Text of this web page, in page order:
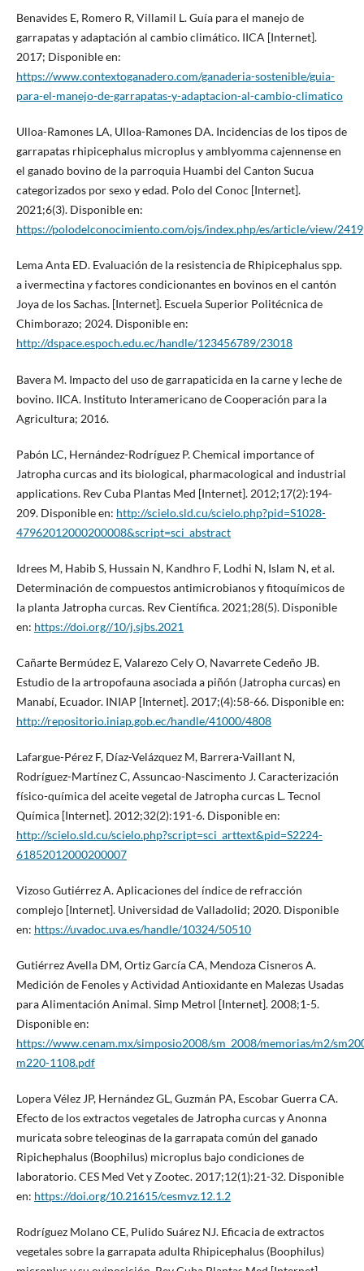
Benavides E, Romero R, Villamil L. Guía para el manejo de
garrapatas y adaptación al cambio climático. IICA [Internet].
2017; Disponible en:
https://www.contextoganadero.com/ganaderia-sostenible/guia-
para-el-manejo-de-garrapatas-y-adaptacion-al-cambio-climatico
Ulloa-Ramones LA, Ulloa-Ramones DA. Incidencias de los tipos de
garrapatas rhipicephalus microplus y amblyomma cajennense en
el ganado bovino de la parroquia Huambi del Canton Sucua
categorizados por sexo y edad. Polo del Conoc [Internet].
2021;6(3). Disponible en:
https://polodelconocimiento.com/ojs/index.php/es/article/view/2419
Lema Anta ED. Evaluación de la resistencia de Rhipicephalus spp.
a ivermectina y factores condicionantes en bovinos en el cantón
Joya de los Sachas. [Internet]. Escuela Superior Politécnica de
Chimborazo; 2024. Disponible en:
http://dspace.espoch.edu.ec/handle/123456789/23018
Bavera M. Impacto del uso de garrapaticida en la carne y leche de
bovino. IICA. Instituto Interamericano de Cooperación para la
Agricultura; 2016.
Pabón LC, Hernández-Rodríguez P. Chemical importance of
Jatropha curcas and its biological, pharmacological and industrial
applications. Rev Cuba Plantas Med [Internet]. 2012;17(2):194-
209. Disponible en: http://scielo.sld.cu/scielo.php?pid=S1028-
47962012000200008&script=sci_abstract
Idrees M, Habib S, Hussain N, Kandhro F, Lodhi N, Islam N, et al.
Determinación de compuestos antimicrobianos y fitoquímicos de
la planta Jatropha curcas. Rev Científica. 2021;28(5). Disponible
en: https://doi.org//10/j.sjbs.2021
Cañarte Bermúdez E, Valarezo Cely O, Navarrete Cedeño JB.
Estudio de la artropofauna asociada a piñón (Jatropha curcas) en
Manabí, Ecuador. INIAP [Internet]. 2017;(4):58-66. Disponible en:
http://repositorio.iniap.gob.ec/handle/41000/4808
Lafargue-Pérez F, Díaz-Velázquez M, Barrera-Vaillant N,
Rodríguez-Martínez C, Assuncao-Nascimento J. Caracterización
físico-química del aceite vegetal de Jatropha curcas L. Tecnol
Química [Internet]. 2012;32(2):191-6. Disponible en:
http://scielo.sld.cu/scielo.php?script=sci_arttext&pid=S2224-
61852012000200007
Vizoso Gutiérrez A. Aplicaciones del índice de refracción
complejo [Internet]. Universidad de Valladolid; 2020. Disponible
en: https://uvadoc.uva.es/handle/10324/50510
Gutiérrez Avella DM, Ortiz García CA, Mendoza Cisneros A.
Medición de Fenoles y Actividad Antioxidante en Malezas Usadas
para Alimentación Animal. Simp Metrol [Internet]. 2008;1-5.
Disponible en:
https://www.cenam.mx/simposio2008/sm_2008/memorias/m2/
m220-1108.pdf
Lopera Vélez JP, Hernández GL, Guzmán PA, Escobar Guerra CA.
Efecto de los extractos vegetales de Jatropha curcas y Anonna
muricata sobre teleoginas de la garrapata común del ganado
Ripichephalus (Boophilus) microplus bajo condiciones de
laboratorio. CES Med Vet y Zootec. 2017;12(1):21-32. Disponible
en: https://doi.org/10.21615/cesmvz.12.1.2
Rodríguez Molano CE, Pulido Suárez NJ. Eficacia de extractos
vegetales sobre la garrapata adulta Rhipicephalus (Boophilus)